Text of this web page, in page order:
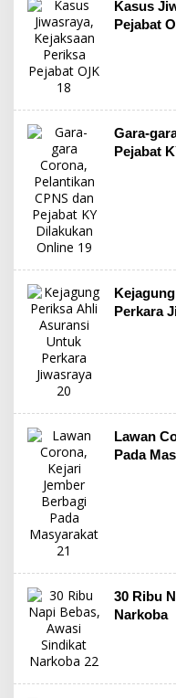
Kasus
Pejabat
Gara-
Pejabat
Perkara
Lawan
Pada
30 Ribu
Narkoba